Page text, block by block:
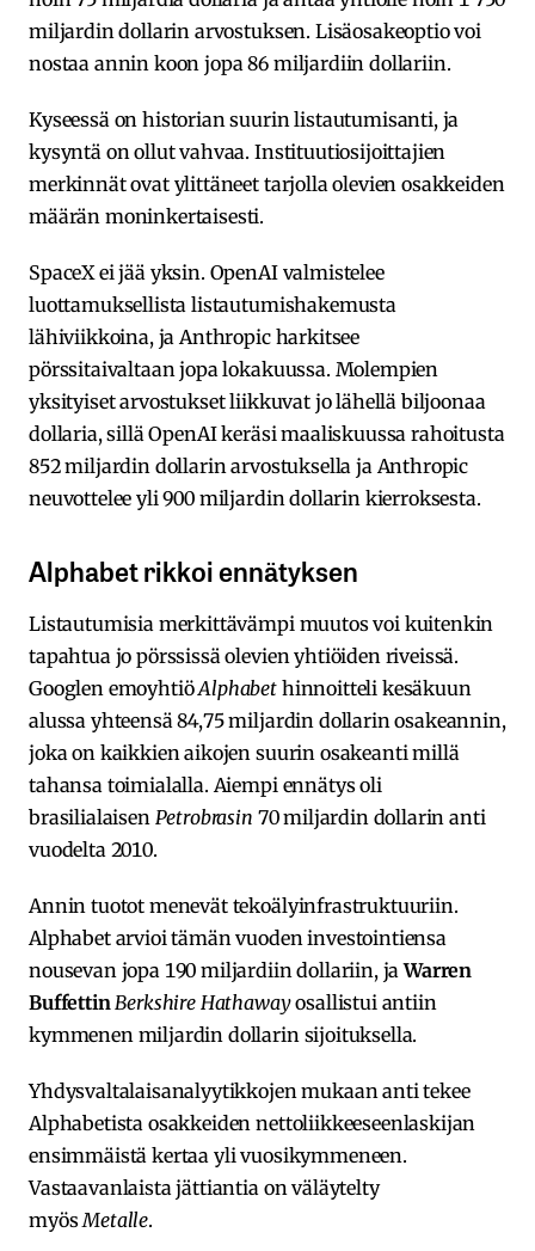
miljardin dollarin arvostuksen. Lisäosakeoptio voi
nostaa annin koon jopa 86 miljardiin dollariin.
Kyseessä on historian suurin listautumisanti, ja
kysyntä on ollut vahvaa. Instituutiosijoittajien
merkinnät ovat ylittäneet tarjolla olevien osakkeiden
määrän moninkertaisesti.
SpaceX ei jää yksin. OpenAI valmistelee
luottamuksellista listautumishakemusta
lähiviikkoina, ja Anthropic harkitsee
pörssitaivaltaan jopa lokakuussa. Molempien
yksityiset arvostukset liikkuvat jo lähellä biljoonaa
dollaria, sillä OpenAI keräsi maaliskuussa rahoitusta
852 miljardin dollarin arvostuksella ja Anthropic
neuvottelee yli 900 miljardin dollarin kierroksesta.
Alphabet rikkoi ennätyksen
Listautumisia merkittävämpi muutos voi kuitenkin
tapahtua jo pörssissä olevien yhtiöiden riveissä.
Googlen emoyhtiöAlphabet hinnoitteli kesäkuun
alussa yhteensä 84,75 miljardin dollarin osakeannin,
joka on kaikkien aikojen suurin osakeanti millä
tahansa toimialalla. Aiempi ennätys oli
brasilialaisen Petrobrasin 70 miljardin dollarin anti
vuodelta 2010.
Annin tuotot menevät tekoälyinfrastruktuuriin.
Alphabet arvioi tämän vuoden investointiensa
nousevan jopa 190 miljardiin dollariin, jaWarren
Buffettin Berkshire Hathawayosallistui antiin
kymmenen miljardin dollarin sijoituksella.
Yhdysvaltalaisanalyytikkojen mukaan anti tekee
Alphabetista osakkeiden nettoliikkeeseenlaskijan
ensimmäistä kertaa yli vuosikymmeneen.
Vastaavanlaista jättiantia on väläytelty
myös Metalle.